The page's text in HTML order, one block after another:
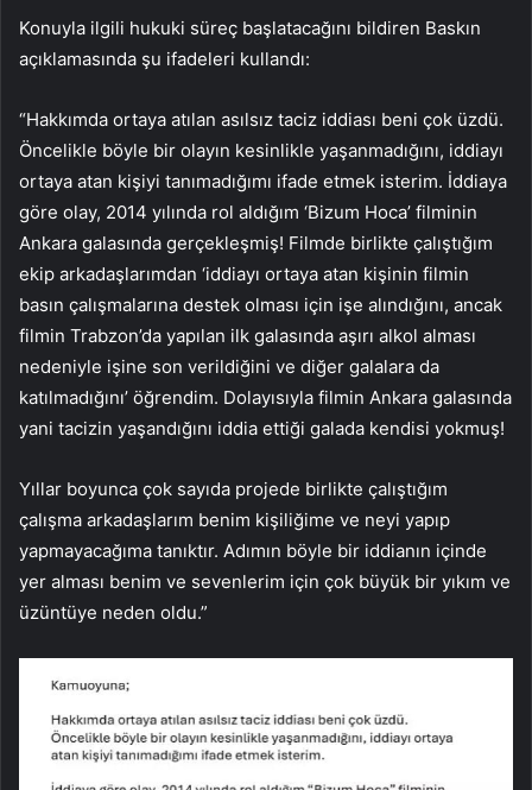
Konuyla ilgili hukuki süreç başlatacağını bildiren Baskın
açıklamasında şu ifadeleri kullandı:
“Hakkımda ortaya atılan asılsız taciz iddiası beni çok üzdü.
Öncelikle böyle bir olayın kesinlikle yaşanmadığını, iddiayı
ortaya atan kişiyi tanımadığımı ifade etmek isterim. İddiaya
göre olay, 2014 yılında rol aldığım ‘Bizum Hoca’ filminin
Ankara galasında gerçekleşmiş! Filmde birlikte çalıştığım
ekip arkadaşlarımdan ‘iddiayı ortaya atan kişinin filmin
basın çalışmalarına destek olması için işe alındığını, ancak
filmin Trabzon’da yapılan ilk galasında aşırı alkol alması
nedeniyle işine son verildiğini ve diğer galalara da
katılmadığını’ öğrendim. Dolayısıyla filmin Ankara galasında
yani tacizin yaşandığını iddia ettiği galada kendisi yokmuş!
Yıllar boyunca çok sayıda projede birlikte çalıştığım
çalışma arkadaşlarım benim kişiliğime ve neyi yapıp
yapmayacağıma tanıktır. Adımın böyle bir iddianın içinde
yer alması benim ve sevenlerim için çok büyük bir yıkım ve
üzüntüye neden oldu.”